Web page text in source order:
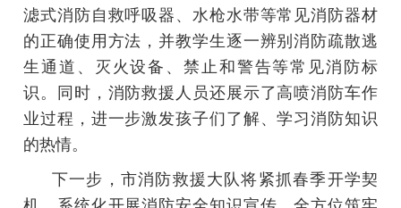
滤式消防自救呼吸器、水枪水带等常见消防器材
的正确使用方法，并教学生逐一辨别消防疏散逃
生通道、灭火设备、禁止和警告等常见消防标
识。同时，消防救援人员还展示了高喷消防车作
业过程，进一步激发孩子们了解、学习消防知识
的热情。
下一步，市消防救援大队将紧抓春季开学契